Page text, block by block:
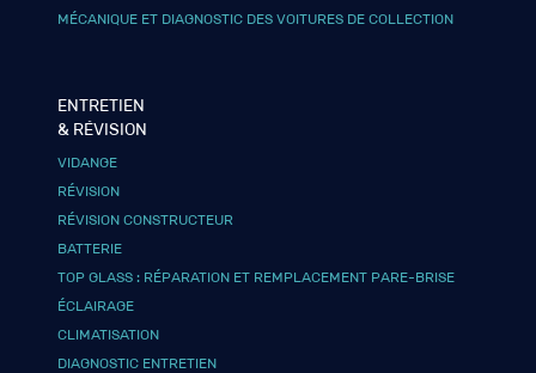
MÉCANIQUE ET DIAGNOSTIC DES VOITURES DE COLLECTION
ENTRETIEN
& RÉVISION
VIDANGE
RÉVISION
RÉVISION CONSTRUCTEUR
BATTERIE
TOP GLASS : RÉPARATION ET REMPLACEMENT PARE-BRISE
ÉCLAIRAGE
CLIMATISATION
DIAGNOSTIC ENTRETIEN